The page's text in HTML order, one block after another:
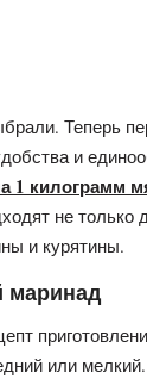
Теперь
и
1 килограмм
не только
и курятины.
маринад
или